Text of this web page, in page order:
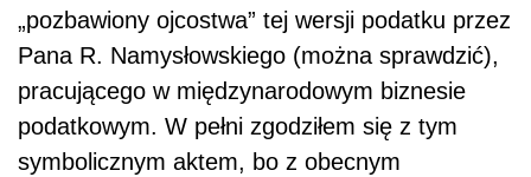
„pozbawiony ojcostwa” tej wersji podatku przez
Pana R. Namysłowskiego (można sprawdzić),
pracującego w międzynarodowym biznesie
podatkowym. W pełni zgodziłem się z tym
symbolicznym aktem, bo z obecnym